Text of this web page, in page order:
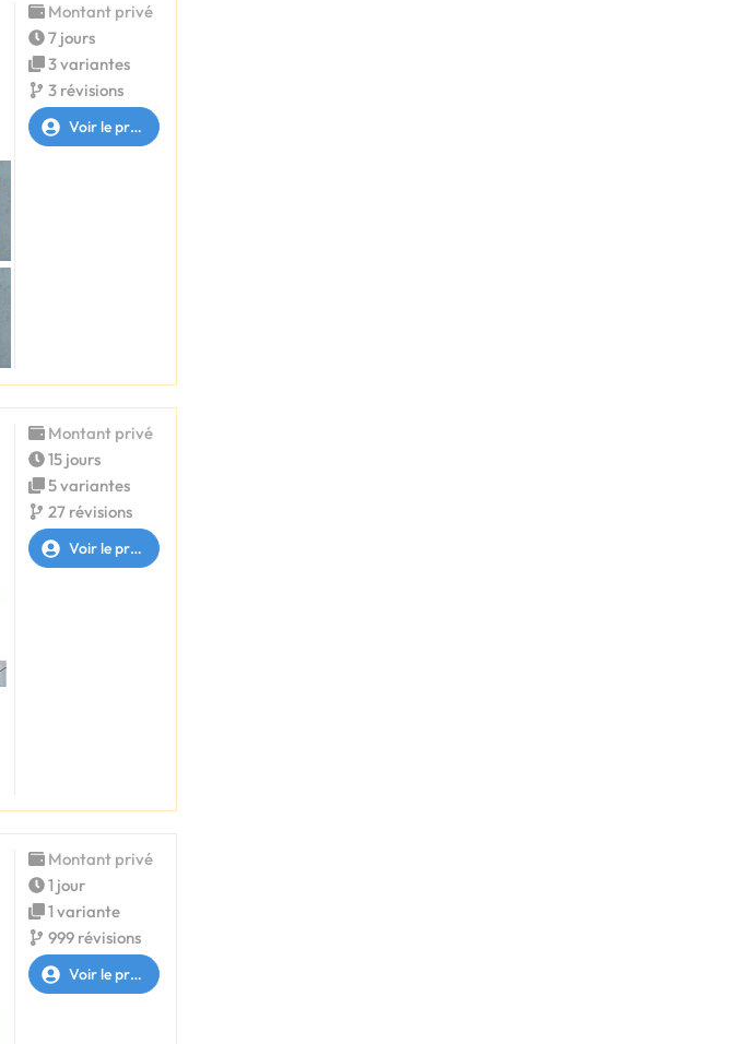
Montant privé
7 jours
3 variantes
3 révisions
Voir le profil
Montant privé
15 jours
5 variantes
27 révisions
Voir le profil
Montant privé
1 jour
1 variante
999 révisions
Voir le profil